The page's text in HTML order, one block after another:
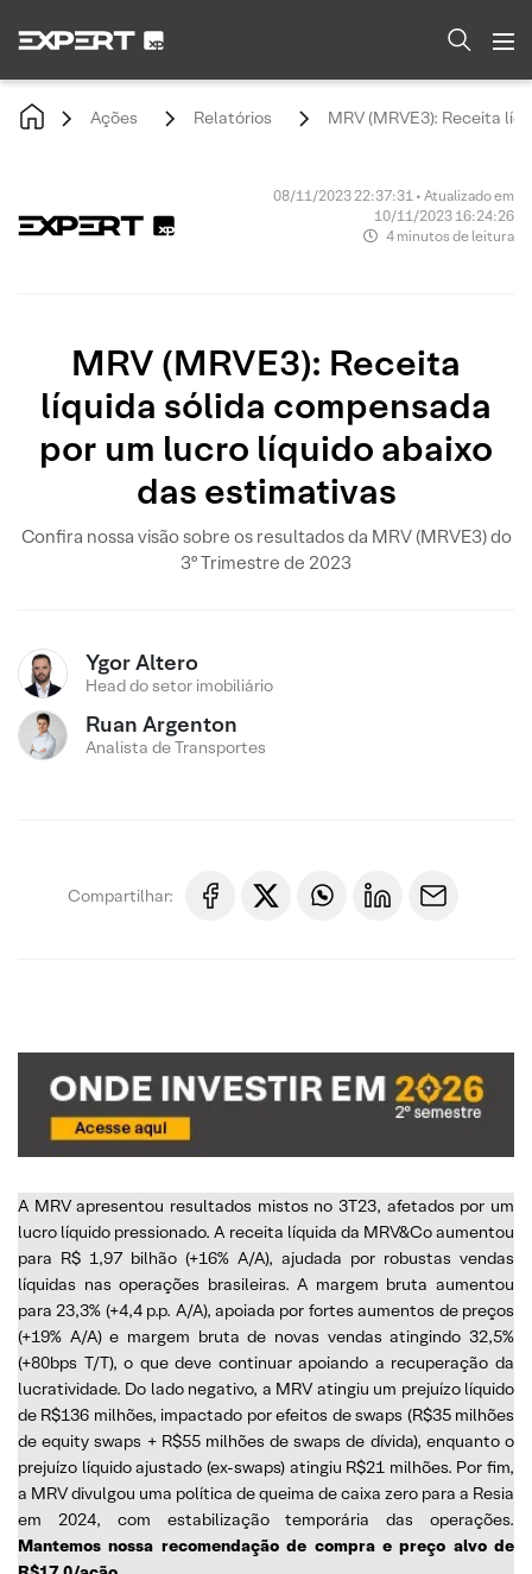
Ações Relatórios MRV (MRVE3): Receita
08/11/2023 22:37:31 • Atualizado em
10/11/2023 16:24:26
4 minutos de leitura
MRV (MRVE3): Receita
líquida sólida compensada
por um lucro líquido abaixo
das estimativas
Confira nossa visão sobre os resultados da MRV (MRVE3) do
3º Trimestre de 2023
Ygor Altero
Head do setor imobiliário
Ruan Argenton
Analista de Transportes
Compartilhar:
A MRV apresentou resultados mistos no 3T23, afetados por um
lucro líquido pressionado. A receita líquida da MRV&Co aumentou
para R$ 1,97 bilhão (+16% A/A), ajudada por robustas vendas
líquidas nas operações brasileiras. A margem bruta aumentou
para 23,3% (+4,4 p.p. A/A), apoiada por fortes aumentos de preços
(+19% A/A) e margem bruta de novas vendas atingindo 32,5%
(+80bps T/T), o que deve continuar apoiando a recuperação da
lucratividade. Do lado negativo, a MRV atingiu um prejuízo líquido
de R$136 milhões, impactado por efeitos de swaps (R$35 milhões
de equity swaps + R$55 milhões de swaps de dívida), enquanto o
prejuízo líquido ajustado (ex-swaps) atingiu R$21 milhões. Por fim,
a MRV divulgou uma política de queima de caixa zero para a Resia
em 2024, com estabilização temporária das operações.
Mantemos nossa recomendação de compra e preço alvo de